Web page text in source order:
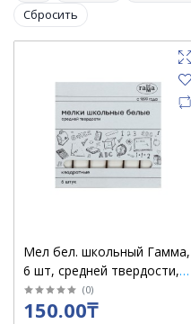
Сбросить
Мел бел. школьный Гамма,
6 шт, средней твердости,
квадратный /20214
(0)
150.00₸